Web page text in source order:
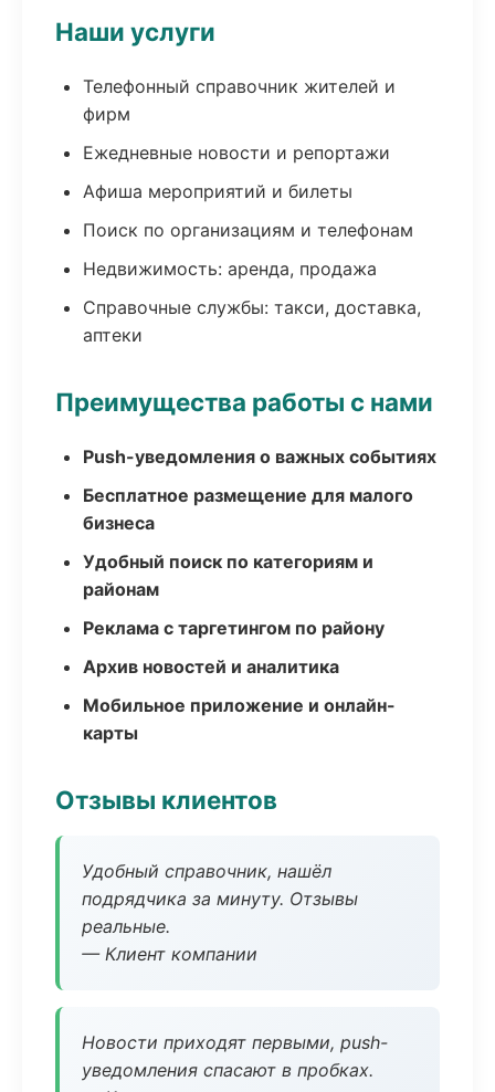
Наши услуги
Телефонный справочник жителей и
фирм
Ежедневные новости и репортажи
Афиша мероприятий и билеты
Поиск по организациям и телефонам
Недвижимость: аренда, продажа
Справочные службы: такси, доставка,
аптеки
Преимущества работы с нами
Push-уведомления о важных событиях
Бесплатное размещение для малого
бизнеса
Удобный поиск по категориям и
районам
Реклама с таргетингом по району
Архив новостей и аналитика
Мобильное приложение и онлайн-
карты
Отзывы клиентов
Удобный справочник, нашёл
подрядчика за минуту. Отзывы
реальные.
— Клиент компании
Новости приходят первыми, push-
уведомления спасают в пробках.